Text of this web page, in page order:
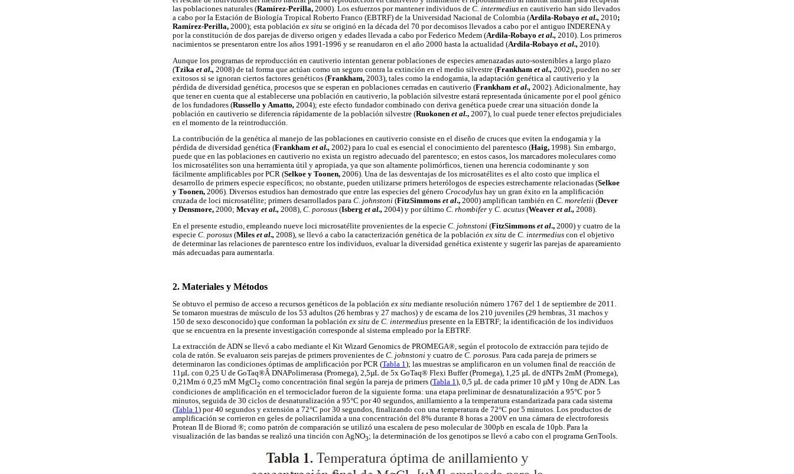
las poblaciones naturales (Ramírez-Perilla, 2000). Los esfuerzos por mantener individuos de C. intermedius en cautiverio han sido llevados
a cabo por la Estación de Biología Tropical Roberto Franco (EBTRF) de la Universidad Nacional de Colombia (Ardila-Robayo et al., 2010;
Ramírez-Perilla, 2000); esta población ex situ se originó en la década del 70 por decomisos llevados a cabo por el antiguo INDERENA y
por la constitución de dos parejas de diverso origen y edades llevada a cabo por Federico Medem (Ardila-Robayo et al., 2010). Los primeros
nacimientos se presentaron entre los años 1991-1996 y se reanudaron en el año 2000 hasta la actualidad (Ardila-Robayo et al., 2010).
Aunque los programas de reproducción en cautiverio intentan generar poblaciones de especies amenazadas auto-sostenibles a largo plazo
(Tzika et al., 2008) de tal forma que actúan como un seguro contra la extinción en el medio silvestre (Frankham et al., 2002), pueden no ser
exitosos si se ignoran ciertos factores genéticos (Frankham, 2003), tales como la endogamia, la adaptación genética al cautiverio y la
pérdida de diversidad genética, procesos que se esperan en poblaciones cerradas en cautiverio (Frankham et al., 2002). Adicionalmente, hay
que tener en cuenta que al establecerse una población en cautiverio, la población silvestre estará representada únicamente por el pool génico
de los fundadores (Russello y Amatto, 2004); este efecto fundador combinado con deriva genética puede crear una situación donde la
población en cautiverio se diferencia rápidamente de la población silvestre (Ruokonen et al., 2007), lo cual puede tener efectos prejudiciales
en el momento de la reintroducción.
La contribución de la genética al manejo de las poblaciones en cautiverio consiste en el diseño de cruces que eviten la endogamia y la
pérdida de diversidad genética (Frankham et al., 2002) para lo cual es esencial el conocimiento del parentesco (Haig, 1998). Sin embargo,
puede que en las poblaciones en cautiverio no exista un registro adecuado del parentesco; en estos casos, los marcadores moleculares como
los microsatélites son una herramienta útil y apropiada, ya que son altamente polimórficos, tienen una herencia codominante y son
fácilmente amplificables por PCR (Selkoe y Toonen, 2006). Una de las desventajas de los microsatélites es el alto costo que implica el
desarrollo de primers especie específicos; no obstante, pueden utilizarse primers heterólogos de especies estrechamente relacionadas (Selkoe
y Toonen, 2006). Diversos estudios han demostrado que entre las especies del género Crocodylus hay un gran éxito en la amplificación
cruzada de loci microsatélite; primers desarrollados para C. johnstoni (FitzSimmons et al., 2000) amplifican también en C. moreletii (Dever
y Densmore, 2000; Mcvay et al., 2008), C. porosus (Isberg et al., 2004) y por último C. rhombifer y C. acutus (Weaver et al., 2008).
En el presente estudio, empleando nueve loci microsatélite provenientes de la especie C. johnstoni (FitzSimmons et al., 2000) y cuatro de la
especie C. porosus (Miles et al., 2008), se llevó a cabo la caracterización genética de la población ex situ de C. intermedius con el objetivo
de determinar las relaciones de parentesco entre los individuos, evaluar la diversidad genética existente y sugerir las parejas de apareamiento
más adecuadas para aumentarla.
2. Materiales y Métodos
Se obtuvo el permiso de acceso a recursos genéticos de la población ex situ mediante resolución número 1767 del 1 de septiembre de 2011.
Se tomaron muestras de músculo de los 53 adultos (26 hembras y 27 machos) y de escama de los 210 juveniles (29 hembras, 31 machos y
150 de sexo desconocido) que conforman la población ex situ de C. intermedius presente en la EBTRF; la identificación de los individuos
que se encuentra en la presente investigación corresponde al sistema empleado por la EBTRF.
La extracción de ADN se llevó a cabo mediante el Kit Wizard Genomics de PROMEGA®, según el protocolo de extracción para tejido de
cola de ratón. Se evaluaron seis parejas de primers provenientes de C. johnstoni y cuatro de C. porosus. Para cada pareja de primers se
determinaron las condiciones óptimas de amplificación por PCR (Tabla 1); las muestras se amplificaron en un volumen final de reacción de
11µL con 0,25 U de GoTaq®Â DNAPolimerasa (Promega), 2,5µL de 5x GoTaq® Flexi Buffer (Promega), 1,25 µL de dNTPs 2mM (Promega),
0,21Mm ó 0,25 mM MgCl2 como concentración final según la pareja de primers (Tabla 1), 0,5 µL de cada primer 10 µM y 10ng de ADN. Las
condiciones de amplificación en el termociclador fueron de la siguiente forma: una etapa preliminar de desnaturalización a 95°C por 5
minutos, seguida de 30 ciclos de desnaturalización a 95°C por 40 segundos, anillamiento a la temperatura estandarizada para cada sistema
(Tabla 1) por 40 segundos y extensión a 72°C por 30 segundos, finalizando con una temperatura de 72°C por 5 minutos. Los productos de
amplificación se corrieron en geles de poliacrilamida a una concentración del 8% durante 8 horas a 200V en una cámara de electroforesis
Protean II de Biorad ®; como patrón de comparación se utilizó una escalera de peso molecular de 300pb en escala de 10pb. Para la
visualización de las bandas se realizó una tinción con AgNO3; la determinación de los genotipos se llevó a cabo con el programa GenTools.